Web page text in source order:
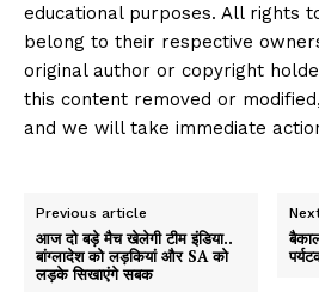
educational purposes. All rights
belong to their respective
original author or copyright
this content removed or
and we will take immediate
Previous article
आज दो बड़े मैच खेलेगी टीम इंडिया..
बांग्लादेश को लड़कियां और SA को
लड़के सिखाएंगे सबक